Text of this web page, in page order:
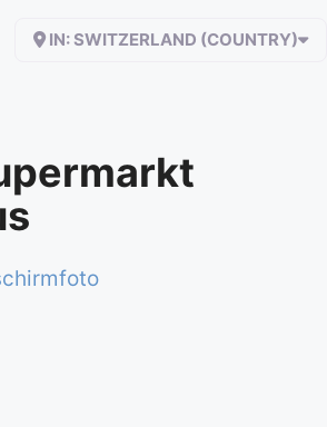
IN: SWITZERLAND (COUNTRY)